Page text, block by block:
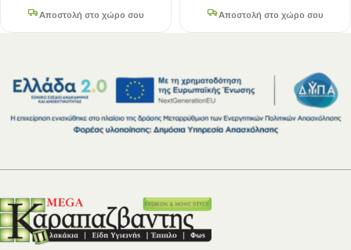
Αποστολή στο χώρο σου Αποστολή στο χώρο σου